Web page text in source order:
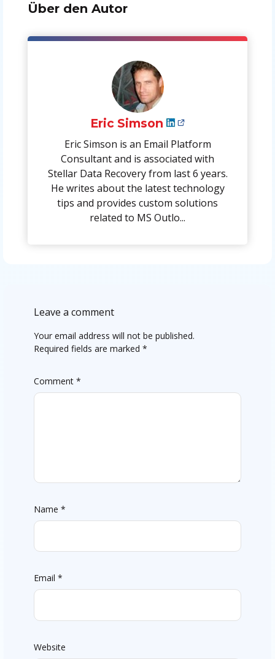
Über den Autor
Eric Simson
Eric Simson is an Email Platform
Consultant and is associated with
Stellar Data Recovery from last 6 years.
He writes about the latest technology
tips and provides custom solutions
related to MS Outlo...
Leave a comment
Your email address will not be published.
Required fields are marked *
Comment *
Name *
Email *
Website